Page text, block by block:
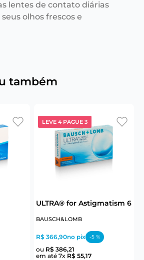
lentes de contato diárias
olhos frescos e
também
LEVE 4 PAGUE 3
ULTRA® for Astigmatism 6
BAUSCH&LOMB
R$ 366,90no pix -5 %
ou R$ 386,21
em até 7x R$ 55,17